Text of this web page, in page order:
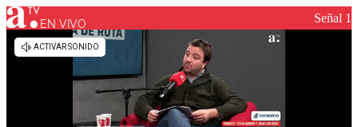
Los comentarios son moderados para garantizar un
diálogo respetuoso.
EN VIVO Señal 1